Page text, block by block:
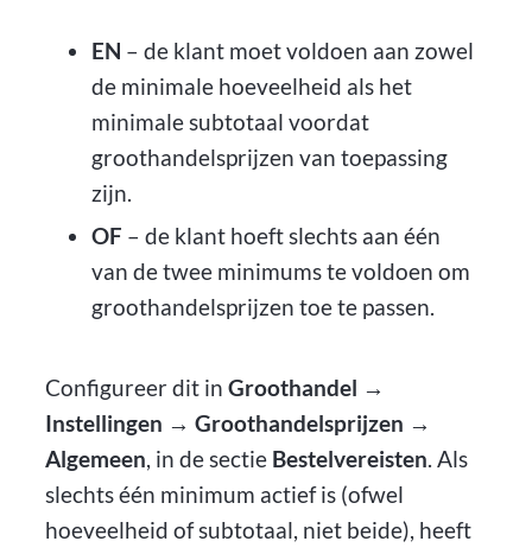
EN – de klant moet voldoen aan zowel
de minimale hoeveelheid als het
minimale subtotaal voordat
groothandelsprijzen van toepassing
zijn.
OF – de klant hoeft slechts aan één
van de twee minimums te voldoen om
groothandelsprijzen toe te passen.
Configureer dit inGroothandel →
Instellingen → Groothandelsprijzen →
Algemeen, in de sectie Bestelvereisten. Als
slechts één minimum actief is (ofwel
hoeveelheid of subtotaal, niet beide), heeft